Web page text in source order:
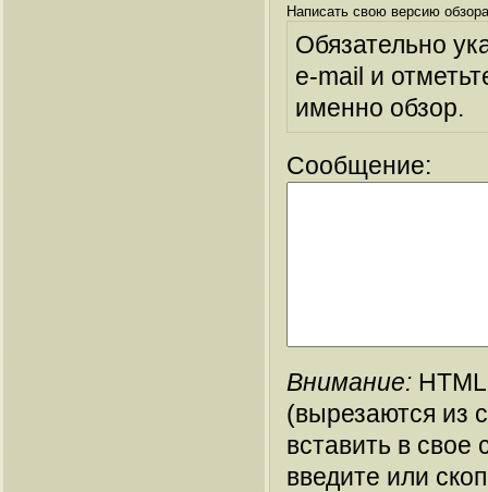
Написать свою версию
Обязательно
e-mail и
именно обзор.
Сообщение:
Внимание:
(вырезаются из
вставить в
введите или